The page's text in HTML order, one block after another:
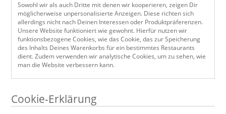
Sowohl wir als auch Dritte mit denen wir kooperieren, zeigen Dir
möglicherweise unpersonalisierte Anzeigen. Diese richten sich
allerdings nicht nach Deinen Interessen oder Produktpräferenzen.
Unsere Website funktioniert wie gewohnt. Hierfür nutzen wir
funktionsbezogene Cookies, wie das Cookie, das zur Speicherung
des Inhalts Deines Warenkorbs für ein bestimmtes Restaurants
dient. Zudem verwenden wir analytische Cookies, um zu sehen, wie
man die Website verbessern kann.
Cookie-Erklärung